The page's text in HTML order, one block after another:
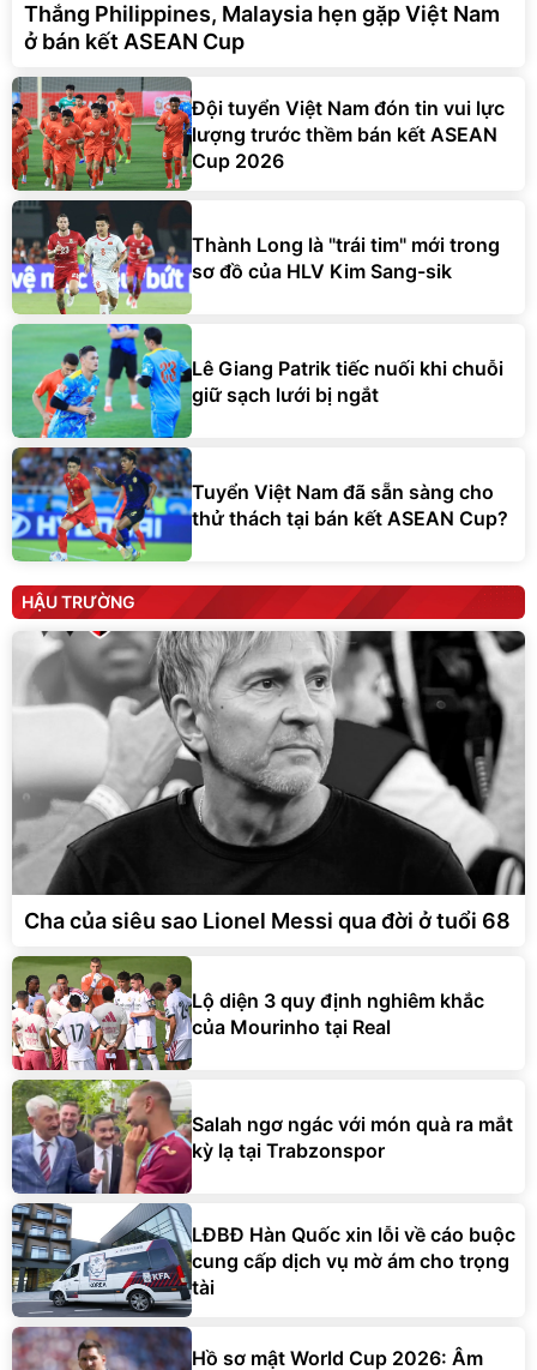
Thắng Philippines, Malaysia hẹn gặp Việt Nam
ở bán kết ASEAN Cup
Đội tuyển Việt Nam đón tin vui lực
lượng trước thềm bán kết ASEAN
Cup 2026
Thành Long là "trái tim" mới trong
sơ đồ của HLV Kim Sang-sik
Lê Giang Patrik tiếc nuối khi chuỗi
giữ sạch lưới bị ngắt
Tuyển Việt Nam đã sẵn sàng cho
thử thách tại bán kết ASEAN Cup?
HẬU TRƯỜNG
Cha của siêu sao Lionel Messi qua đời ở tuổi 68
Lộ diện 3 quy định nghiêm khắc
của Mourinho tại Real
Salah ngơ ngác với món quà ra mắt
kỳ lạ tại Trabzonspor
LĐBĐ Hàn Quốc xin lỗi về cáo buộc
cung cấp dịch vụ mờ ám cho trọng
tài
Hồ sơ mật World Cup 2026: Âm